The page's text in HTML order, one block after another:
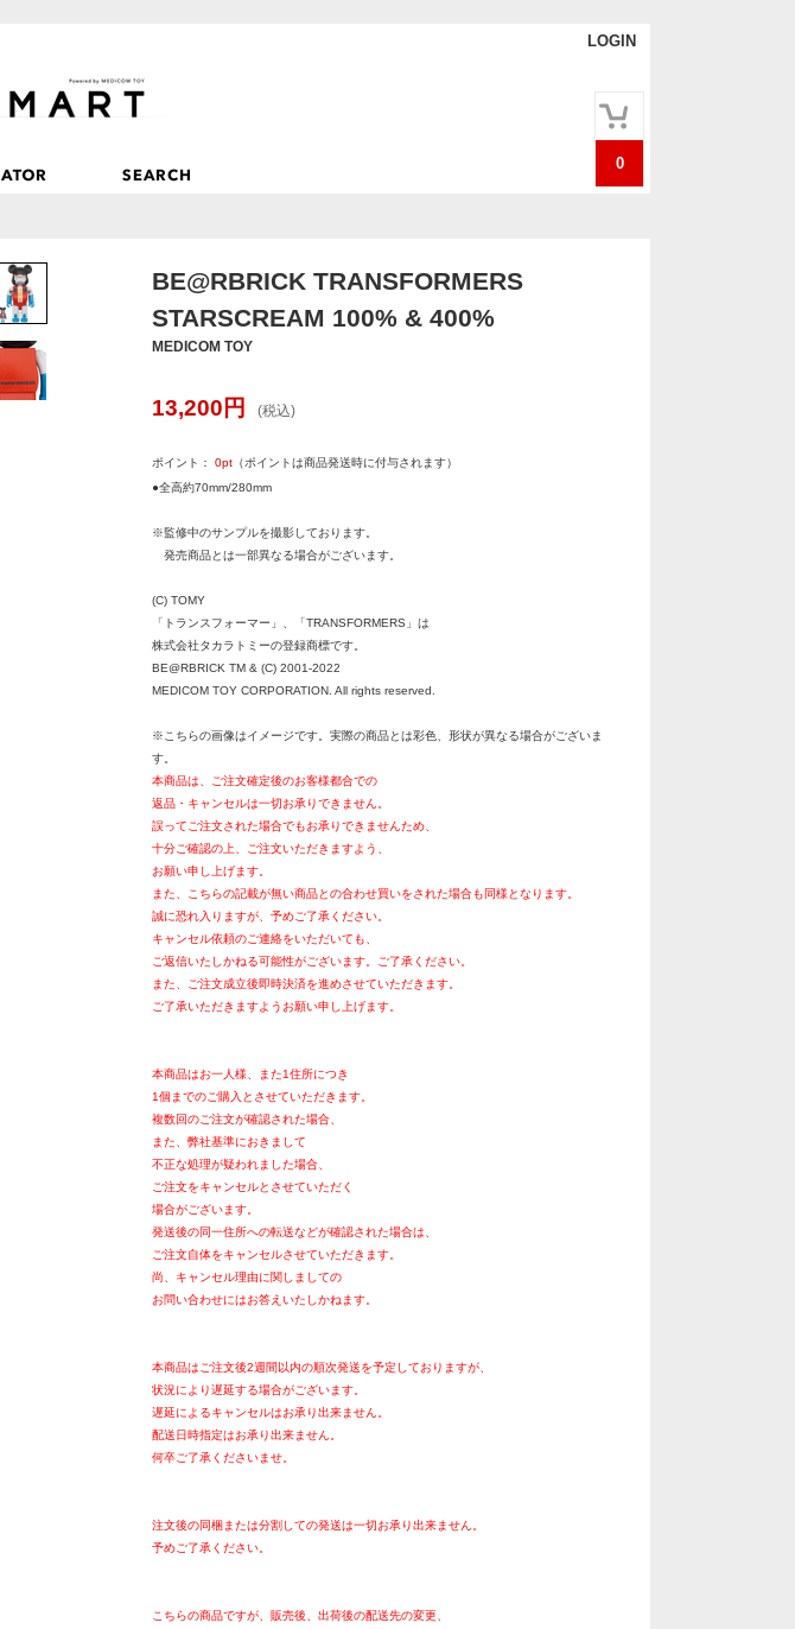
LOGIN
0
BE@RBRICK TRANSFORMERS
STARSCREAM 100% & 400%
MEDICOM TOY
13,200 円 (税込)
ポイント： 0pt （ポイントは商品発送時に付与されます）
●全高約70mm/280mm
※監修中のサンプルを撮影しております。
発売商品とは一部異なる場合がございます。
(C) TOMY
「トランスフォーマー」、「TRANSFORMERS」は
株式会社タカラトミーの登録商標です。
BE@RBRICK TM & (C) 2001-2022
MEDICOM TOY CORPORATION. All rights reserved.
※こちらの画像はイメージです。実際の商品とは彩色、形状が異なる場合がございま
す。
本商品は、ご注文確定後のお客様都合での
返品・キャンセルは一切お承りできません。
誤ってご注文された場合でもお承りできませんため、
十分ご確認の上、ご注文いただきますよう、
お願い申し上げます。
また、こちらの記載が無い商品との合わせ買いをされた場合も同様となります。
誠に恐れ入りますが、予めご了承ください。
キャンセル依頼のご連絡をいただいても、
ご返信いたしかねる可能性がございます。ご了承ください。
また、ご注文成立後即時決済を進めさせていただきます。
ご了承いただきますようお願い申し上げます。
本商品はお一人様、また1住所につき
1個までのご購入とさせていただきます。
複数回のご注文が確認された場合、
また、弊社基準におきまして
不正な処理が疑われました場合、
ご注文をキャンセルとさせていただく
場合がございます。
発送後の同一住所への転送などが確認された場合は、
ご注文自体をキャンセルさせていただきます。
尚、キャンセル理由に関しましての
お問い合わせにはお答えいたしかねます。
本商品はご注文後2週間以内の順次発送を予定しておりますが、
状況により遅延する場合がございます。
遅延によるキャンセルはお承り出来ません。
配送日時指定はお承り出来ません。
何卒ご了承くださいませ。
注文後の同梱または分割しての発送は一切お承り出来ません。
予めご了承ください。
こちらの商品ですが、販売後、出荷後の配送先の変更、